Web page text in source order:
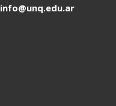
info@unq.edu.ar